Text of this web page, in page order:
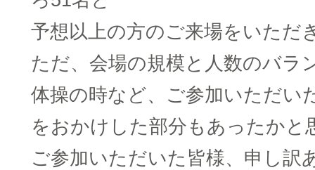
予想以上の方のご来場をいただ
ただ、会場の規模と人数のバラ
体操の時など、ご参加いただい
をおかけした部分もあったかと
ご参加いただいた皆様、申し訳